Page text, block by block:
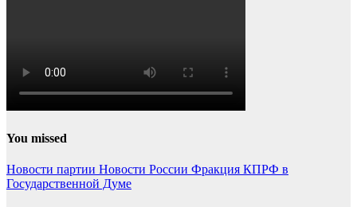
You missed
Новости партии Новости России Фракция КПРФ в
Государственной Думе